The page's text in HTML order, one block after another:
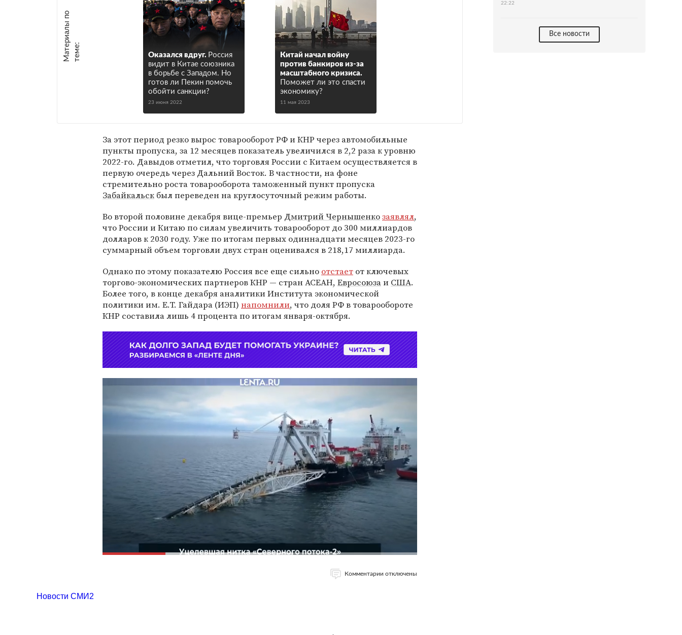
М
а
т е
р
и
а
л
ы
п
о
т
е
м
е : Оказался вдруг. Россия
видит в Китае союзника
в борьбе с Западом. Но
готов ли Пекин помочь
обойти санкции?
23 июня 2022
Китай начал войну
против банкиров из-за
масштабного кризиса.
Поможет ли это спасти
экономику?
11 мая 2023
За этот период резко вырос товарооборот РФ и КНР через автомобильные
пункты пропуска, за 12 месяцев показатель увеличился в 2,2 раза к уровню
2022-го. Давыдов отметил, что торговля России с Китаем осуществляется в
первую очередь через Дальний Восток. В частности, на фоне
стремительно роста товарооборота таможенный пункт пропуска
Забайкальск был переведен на круглосуточный режим работы.
Во второй половине декабря вице-премьер Дмитрий Чернышенкозаявлял,
что России и Китаю по силам увеличить товарооборот до 300 миллиардов
долларов к 2030 году. Уже по итогам первых одиннадцати месяцев 2023-го
суммарный объем торговли двух стран оценивался в 218,17 миллиарда.
Однако по этому показателю Россия все еще сильно отстает от ключевых
торгово-экономических партнеров КНР — стран АСЕАН, Евросоюзаи США.
Более того, в конце декабря аналитики Института экономической
политики им. Е.Т. Гайдара (ИЭП) напомнили, что доля РФ в товарообороте
КНР составила лишь 4 процента по итогам января-октября.
Комментарии отключены
22:22
Все новости
Новости СМИ2